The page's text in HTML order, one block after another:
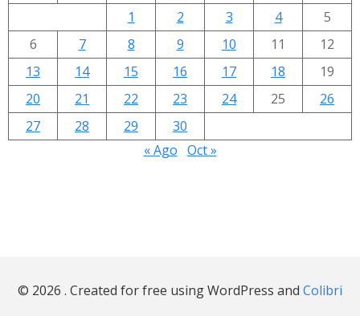
1
2 3 4
5
6
7 8 9 10 11
12
13
14 15 16 17 18
19
20
21 22 23 24 25
26
27
28 29
30
« Ago Oct »
© 2026 . Created for free using WordPress and Colibri